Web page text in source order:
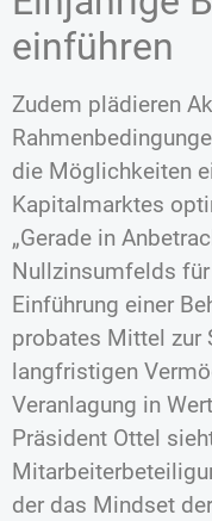
einführen
Zudem plädieren
die Möglichkeiten
Kapitalmarktes
„Gerade in
Nullzinsumfelds
Einführung einer
probates Mittel zur
langfristigen
Veranlagung in
Präsident Ottel
der das Mindset